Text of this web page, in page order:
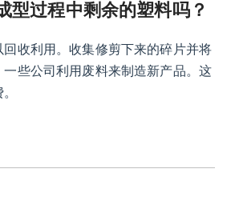
型过程中剩余的塑料吗？
回收利用。收集修剪下来的碎片并将
些公司利用废料来制造新产品。这